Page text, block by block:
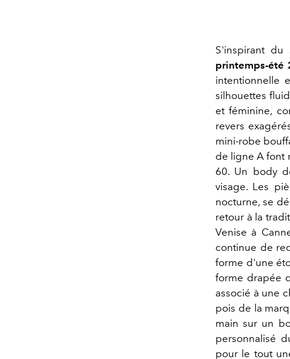
S'inspirant
printemps-été
intentionnelle
silhouettes
et féminine,
revers
mini-robe
de ligne A font
60. Un body
visage. Les
nocturne, se
retour à la
Venise à
continue de
forme d'une
forme drapée
associé à une
pois de la
main sur un
personnalisé
pour le tout